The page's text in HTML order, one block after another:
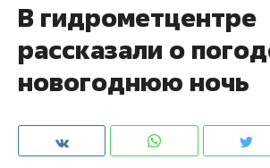
В гидрометцентре
рассказали о
новогоднюю ночь